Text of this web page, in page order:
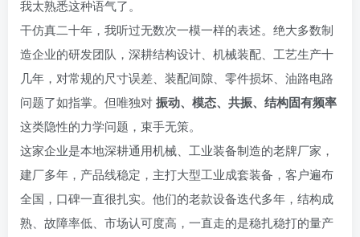
我太熟悉这种语气了。
干仿真二十年，我听过无数次一模一样的表述。绝大多数制
造企业的研发团队，深耕结构设计、机械装配、工艺生产十
几年，对常规的尺寸误差、装配间隙、零件损坏、油路电路
问题了如指掌。但唯独对振动、模态、共振、结构固有频率
这类隐性的力学问题，束手无策。
这家企业是本地深耕通用机械、工业装备制造的老牌厂家，
建厂多年，产品线稳定，主打大型工业成套装备，客户遍布
全国，口碑一直很扎实。他们的老款设备迭代多年，结构成
熟、故障率低、市场认可度高，一直走的是稳扎稳打的量产